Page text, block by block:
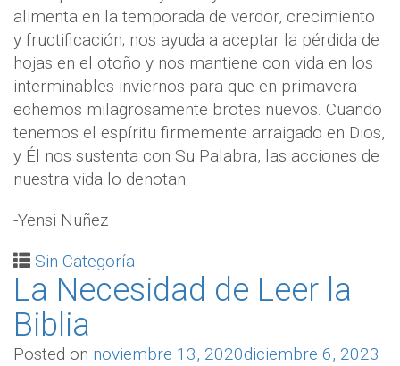
alimenta en la temporada de verdor, crecimiento
y fructificación; nos ayuda a aceptar la pérdida de
hojas en el otoño y nos mantiene con vida en los
interminables inviernos para que en primavera
echemos milagrosamente brotes nuevos. Cuando
tenemos el espíritu firmemente arraigado en Dios,
y Él nos sustenta con Su Palabra, las acciones de
nuestra vida lo denotan.
-Yensi Nuñez
Sin Categoría
La Necesidad de Leer la
Biblia
Posted on noviembre 13, 2020diciembre 6, 2023